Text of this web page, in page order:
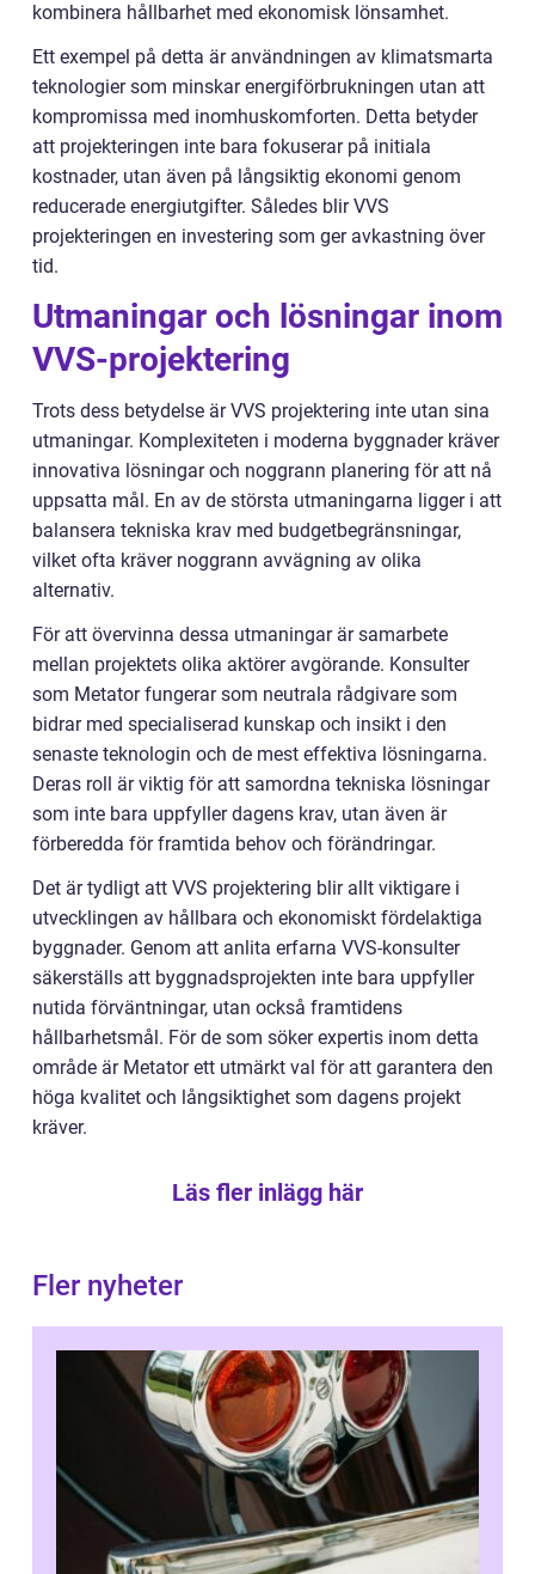
kombinera hållbarhet med ekonomisk lönsamhet.
Ett exempel på detta är användningen av klimatsmarta
teknologier som minskar energiförbrukningen utan att
kompromissa med inomhuskomforten. Detta betyder
att projekteringen inte bara fokuserar på initiala
kostnader, utan även på långsiktig ekonomi genom
reducerade energiutgifter. Således blir VVS
projekteringen en investering som ger avkastning över
tid.
Utmaningar och lösningar inom
VVS-projektering
Trots dess betydelse är VVS projektering inte utan sina
utmaningar. Komplexiteten i moderna byggnader kräver
innovativa lösningar och noggrann planering för att nå
uppsatta mål. En av de största utmaningarna ligger i att
balansera tekniska krav med budgetbegränsningar,
vilket ofta kräver noggrann avvägning av olika
alternativ.
För att övervinna dessa utmaningar är samarbete
mellan projektets olika aktörer avgörande. Konsulter
som Metator fungerar som neutrala rådgivare som
bidrar med specialiserad kunskap och insikt i den
senaste teknologin och de mest effektiva lösningarna.
Deras roll är viktig för att samordna tekniska lösningar
som inte bara uppfyller dagens krav, utan även är
förberedda för framtida behov och förändringar.
Det är tydligt att VVS projektering blir allt viktigare i
utvecklingen av hållbara och ekonomiskt fördelaktiga
byggnader. Genom att anlita erfarna VVS-konsulter
säkerställs att byggnadsprojekten inte bara uppfyller
nutida förväntningar, utan också framtidens
hållbarhetsmål. För de som söker expertis inom detta
område är Metator ett utmärkt val för att garantera den
höga kvalitet och långsiktighet som dagens projekt
kräver.
Läs fler inlägg här
Fler nyheter